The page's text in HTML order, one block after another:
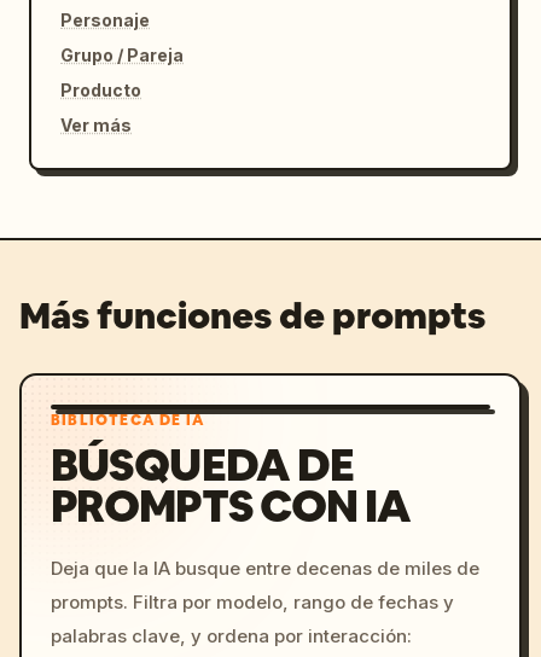
Personaje
Grupo / Pareja
Producto
Ver más
Más funciones de prompts
BIBLIOTECA DE IA
BÚSQUEDA DE
PROMPTS CON IA
Deja que la IA busque entre decenas de miles de
prompts. Filtra por modelo, rango de fechas y
palabras clave, y ordena por interacción: